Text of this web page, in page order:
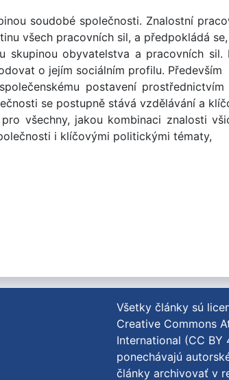
soudobé společnosti. Znalostní
všech pracovních sil, a předpokládá se,
obyvatelstva a pracovních sil.
o jejím sociálním profilu. Především
postavení prostřednictvím
se postupně stává vzdělávání a
všechny, jakou kombinaci znalosti
i klíčovými politickými tématy,
Všetky články sú
Creative Commons
International (CC BY
ponechávajú
články archivovať v